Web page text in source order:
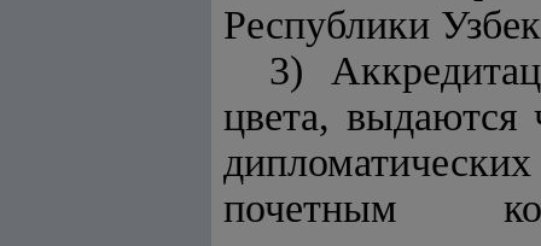
Республики
3)
цвета, выдаются
почетным